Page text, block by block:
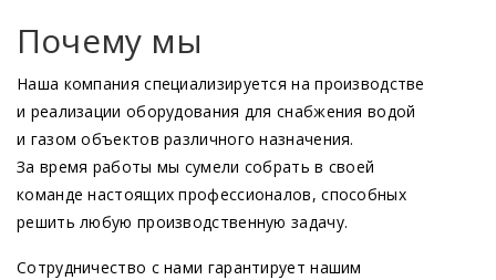
Почему мы
Наша компания специализируется на производстве
и реализации оборудования для снабжения водой
и газом объектов различного назначения.
За время работы мы сумели собрать в своей
команде настоящих профессионалов, способных
решить любую производственную задачу.
Сотрудничество с нами гарантирует нашим